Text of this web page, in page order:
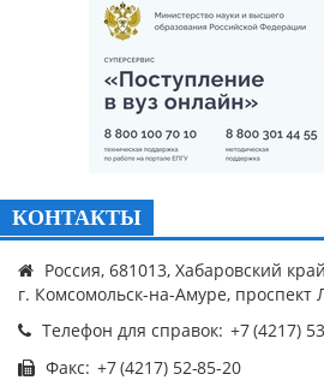
КОНТАКТЫ
Россия, 681013, Хабаровский
г. Комсомольск-на-Амуре, проспект
Телефон для справок:
Факс: